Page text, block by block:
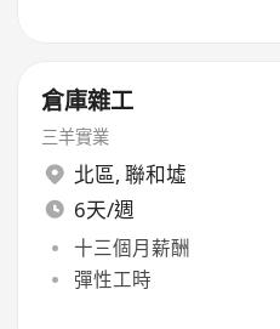
倉庫雜工
三羊實業
北區, 聯和墟
6天/週
十三個月薪酬
彈性工時